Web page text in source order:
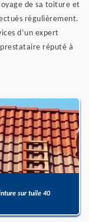
de sa toiture et
régulièrement.
d’un expert
réputé à
sur tuile 40